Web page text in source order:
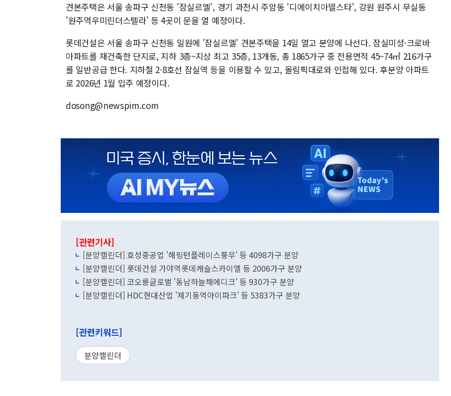
견본주택은 서울 송파구 신천동 '잠실르엘', 경기 과천시 주암동 '디에이치아델스타', 강원 원주시 무실동
'원주역우미린더스텔라' 등 4곳이 문을 열 예정이다.
롯데건설은 서울 송파구 신천동 일원에 '잠실르엘' 견본주택을 14일 열고 분양에 나선다. 잠실미성·크로바
아파트를 재건축한 단지로, 지하 3층~지상 최고 35층, 13개동, 총 1865가구 중 전용면적 45~74㎡ 216가구
를 일반공급 한다. 지하철 2·8호선 잠실역 등을 이용할 수 있고, 올림픽대로와 인접해 있다. 후분양 아파트
로 2026년 1월 입주 예정이다.
dosong@newspim.com
[관련기사]
[분양캘린더] 효성중공업 '해링턴플레이스풍무' 등 4098가구 분양
[분양캘린더] 롯데건설 가야역롯데캐슬스카이엘 등 2006가구 분양
[분양캘린더] 코오롱글로벌 '동남하늘채에디크' 등 930가구 분양
[분양캘린더] HDC현대산업 '제기동역아이파크' 등 5383가구 분양
[관련키워드]
분양캘린더